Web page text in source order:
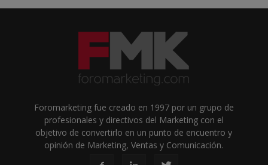
Foromarketing fue creado en 1997 por un grupo de
profesionales y directivos del Marketing con el
objetivo de convertirlo en un punto de encuentro y
opinión de Marketing, Ventas y Comunicación.